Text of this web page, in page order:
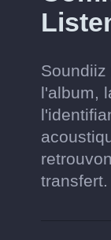
l'album,
transfert.